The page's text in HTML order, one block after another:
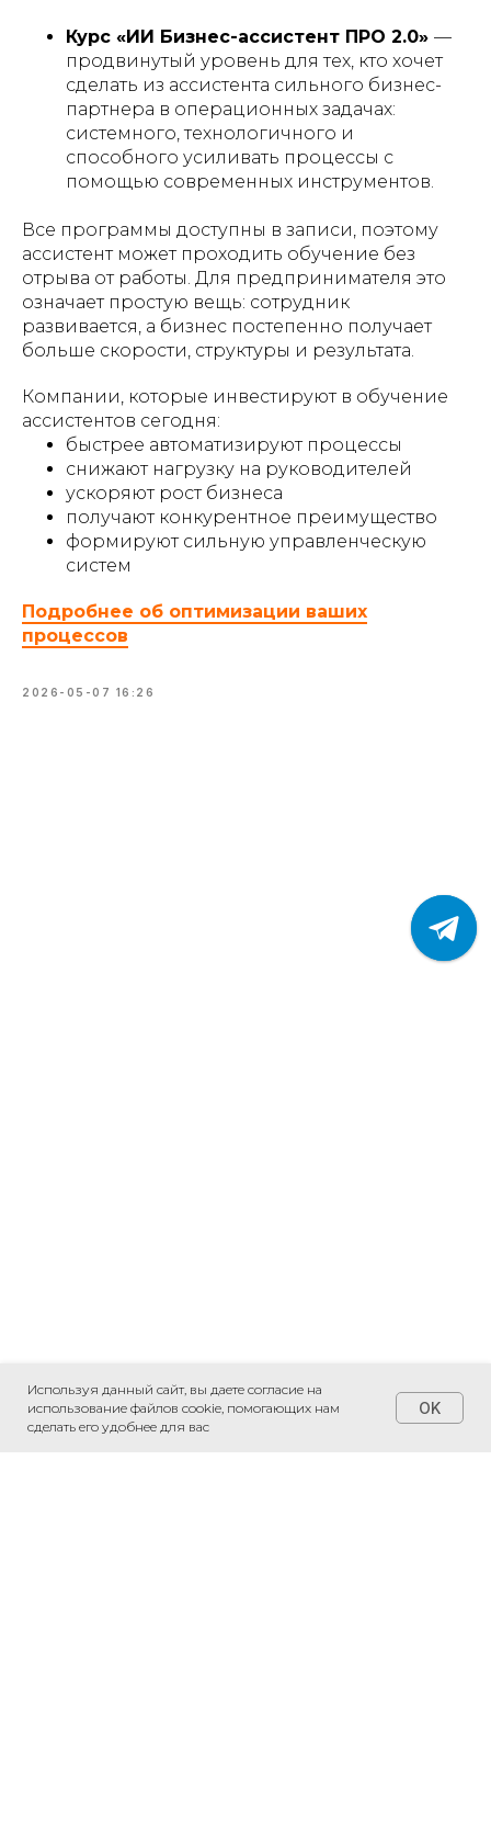
Используя данный сайт, вы даете согласие на
использование файлов cookie, помогающих нам
сделать его удобнее для вас
OK
Курс «ИИ Бизнес-ассистент ПРО 2.0» —
продвинутый уровень для тех, кто хочет
сделать из ассистента сильного бизнес-
партнера в операционных задачах:
системного, технологичного и
способного усиливать процессы с
помощью современных инструментов.
Все программы доступны в записи, поэтому
ассистент может проходить обучение без
отрыва от работы. Для предпринимателя это
означает простую вещь: сотрудник
развивается, а бизнес постепенно получает
больше скорости, структуры и результата.
Компании, которые инвестируют в обучение
ассистентов сегодня:
быстрее автоматизируют процессы
снижают нагрузку на руководителей
ускоряют рост бизнеса
получают конкурентное преимущество
формируют сильную управленческую
систем
Подробнее об оптимизации ваших
процессов
2026-05-07 16:26